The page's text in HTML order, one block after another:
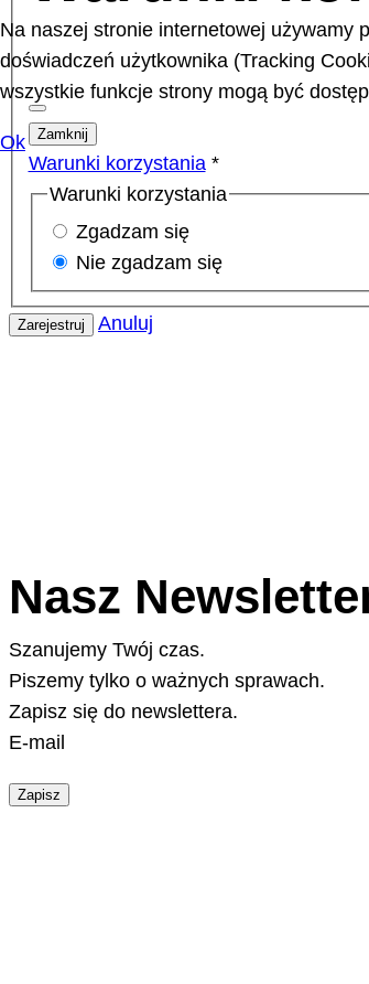
Zamknij
Warunki korzystania*
Warunki korzystania
Zgadzam się
Nie zgadzam się
Zarejestruj Anuluj
Nasz
Szanujemy Twój czas.
Piszemy tylko o ważnych sprawach.
Zapisz się do newslettera.
E-mail
Zapisz
Na naszej stronie internetowej używamy
doświadczeń użytkownika (Tracking
wszystkie funkcje strony mogą być
Ok